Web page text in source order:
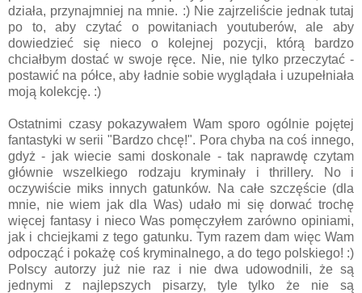
działa, przynajmniej na mnie. :) Nie zajrzeliście jednak tutaj
po to, aby czytać o powitaniach youtuberów, ale aby
dowiedzieć się nieco o kolejnej pozycji, którą bardzo
chciałbym dostać w swoje ręce. Nie, nie tylko przeczytać -
postawić na półce, aby ładnie sobie wyglądała i uzupełniała
moją kolekcję. :)
Ostatnimi czasy pokazywałem Wam sporo ogólnie pojętej
fantastyki w serii "Bardzo chcę!". Pora chyba na coś innego,
gdyż - jak wiecie sami doskonale - tak naprawdę czytam
głównie wszelkiego rodzaju kryminały i thrillery. No i
oczywiście miks innych gatunków. Na całe szczęście (dla
mnie, nie wiem jak dla Was) udało mi się dorwać trochę
więcej fantasy i nieco Was pomęczyłem zarówno opiniami,
jak i chciejkami z tego gatunku. Tym razem dam więc Wam
odpocząć i pokażę coś kryminalnego, a do tego polskiego! :)
Polscy autorzy już nie raz i nie dwa udowodnili, że są
jednymi z najlepszych pisarzy, tyle tylko że nie są